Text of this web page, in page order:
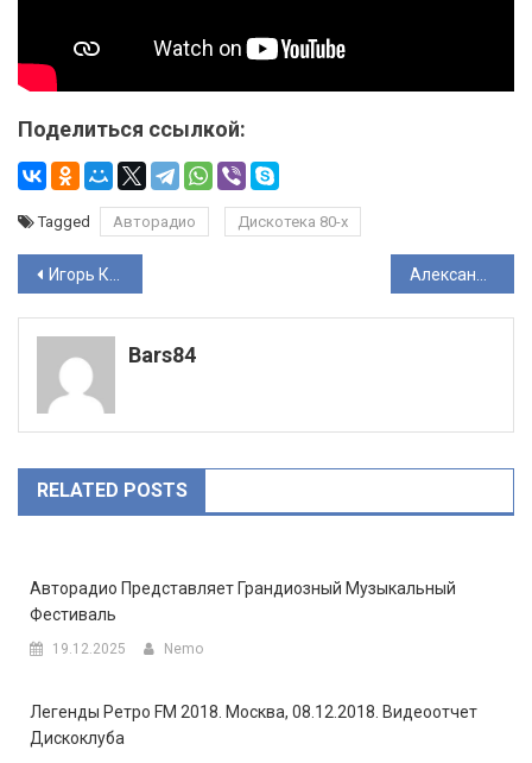
Поделиться ссылкой:
Tagged Авторадио Дискотека 80-х
Навигация
по
записям
Игорь Корнелюк отметил юбилей аншлаговым концертом с симфоническим оркестром
Bars84
RELATED POSTS
Авторадио Представляет Грандиозный Музыкальный
Фестиваль
19.12.2025 Nemo
Легенды Ретро FM 2018. Москва, 08.12.2018. Видеоотчет
Дискоклуба